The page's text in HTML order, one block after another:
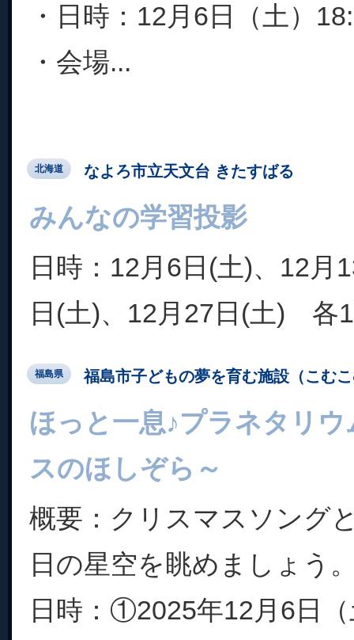
・日時：12月6日（土）
・会場...
北海道 なよろ市立天文台 きたすばる
みんなの学習投影
日時：12月6日(土)、12月
日(土)、12月27日(土) 各
福島県 福島市子どもの夢を育む施設（こむ
ほっと一息♪プラネタリ
スのほしぞら～
概要：クリスマスソング
日の星空を眺めましょう
日時：①2025年12月6日